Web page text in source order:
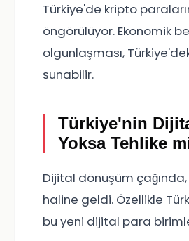
Türkiye'de kripto
öngörülüyor. Ekonomik
olgunlaşması,
sunabilir.
Türkiye'nin
Yoksa Tehlike
Dijital dönüşüm
haline geldi. Özellikle
bu yeni dijital para